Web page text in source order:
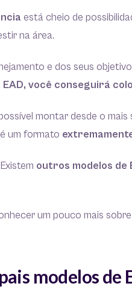
está cheio de
na área.
e dos seus
EAD, você conseguirá
montar desde o mais
um formato
outros modelos de
um pouco mais
modelos de